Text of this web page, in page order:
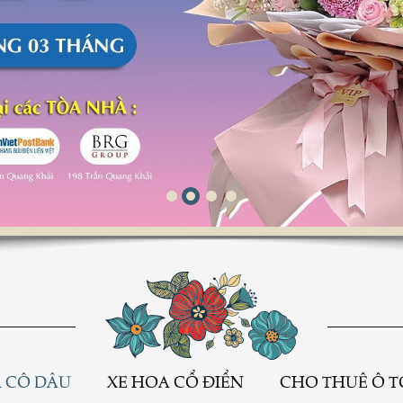
Mạnh mẽ và cá tính
DÂU XE HOA CỔ ĐIỂN CHO THUÊ Ô